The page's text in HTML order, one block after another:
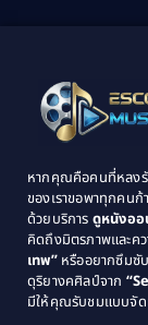
1995
1993
1989
1987
1985
1983
หากคุณคือคนที่หลงรั
ของเราขอพาทุกคน
ด้วยบริการ ดูหนังออ
คิดถึงมิตรภาพและค
เทพ”หรืออยากซึมซั
ดุริยางคศิลป์จาก
มีให้คุณรับชมแบบจัด